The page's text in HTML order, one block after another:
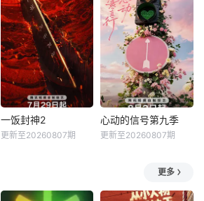
一饭封神2
更新至20260807期
心动的信号第九季
更新至20260807期
更多